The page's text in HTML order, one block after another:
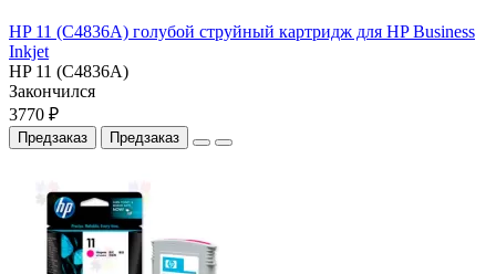
HP 11 (C4836A) голубой струйный картридж для HP Business
Inkjet
HP 11 (C4836A)
Закончился
3770 ₽
Предзаказ Предзаказ